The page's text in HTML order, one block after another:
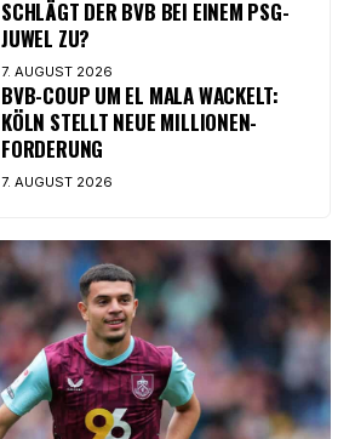
SCHLÄGT DER BVB BEI EINEM PSG-
JUWEL ZU?
7. AUGUST 2026
BVB-COUP UM EL MALA WACKELT:
KÖLN STELLT NEUE MILLIONEN-
FORDERUNG
7. AUGUST 2026